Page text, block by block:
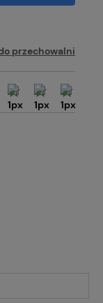
przechowalni